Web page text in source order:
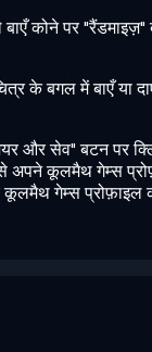
कोने पर
के बगल में बाएँ या
और सेव" बटन पर
अपने कूलमैथ गेम्स
गेम्स प्रोफ़ाइल